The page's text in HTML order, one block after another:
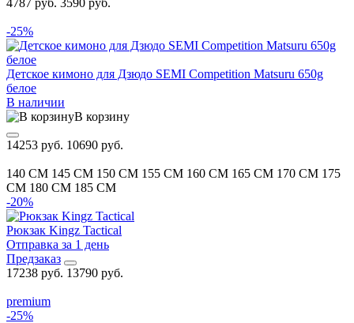
4787 руб. 3590 руб.
-25%
Детское кимоно для Дзюдо SEMI Competition Matsuru 650g
белое
В наличии
В корзину
14253 руб. 10690 руб.
140 CM 145 CM 150 CM 155 CM 160 CM 165 CM 170 CM 175
CM 180 CM 185 CM
-20%
Рюкзак Kingz Tactical
Отправка за 1 день
Предзаказ
17238 руб. 13790 руб.
premium
-25%